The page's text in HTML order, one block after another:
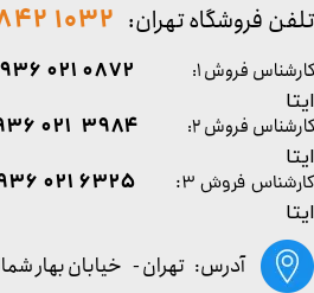
کارشناس فروش ۳: ۶۳۲۵ ۰۲۱ ۰۹۳۶
ایتا
آدرس: تهران - خیابان بهار
تلفن فروشگاه تهران: 1032 2842 - 021
کارشناس فروش ۱: 0872 021 0936
ایتا
کارشناس فروش ۲:
۳۹۸۴ ۰۲۱ ۰۹۳۶
ایتا